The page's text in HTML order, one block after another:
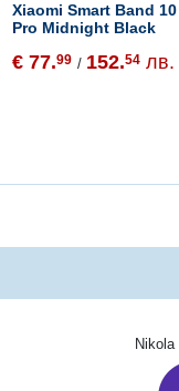
Xiaomi Smart Band 10
Pro Midnight Black
€ 77.99 / 152.54 лв.
Nikola